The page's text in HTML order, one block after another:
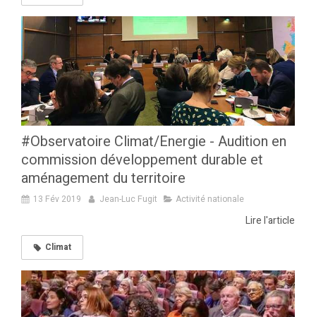
#Observatoire Climat/Energie - Audition en
commission développement durable et
aménagement du territoire
13 Fév 2019 Jean-Luc Fugit Activité nationale
Lire l'article
Climat